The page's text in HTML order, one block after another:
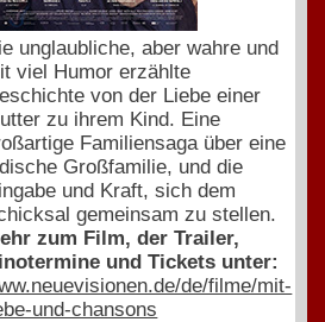
unglaubliche, aber wahre und
viel Humor erzählte
von der Liebe einer
zu ihrem Kind. Eine
Familiensaga über eine
Großfamilie, und die
und Kraft, sich dem
gemeinsam zu stellen.
zum Film, der Trailer,
und Tickets unter:
de/filme/mit-
und-chansons